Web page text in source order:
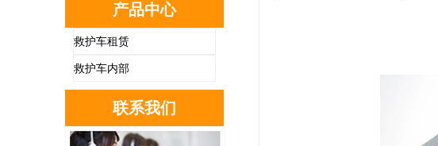
产品中心
救护车内部
救护车租赁
联系我们